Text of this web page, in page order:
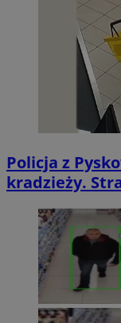
Policja z
kradzieży.